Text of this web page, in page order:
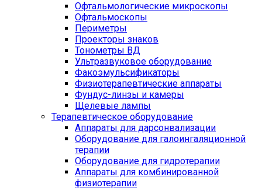
Офтальмологические микроскопы
Офтальмоскопы
Периметры
Проекторы знаков
Тонометры ВД
Ультразвуковое оборудование
Факоэмульсификаторы
Физиотерапевтические аппараты
Фундус-линзы и камеры
Щелевые лампы
Терапевтическое оборудование
Аппараты для дарсонвализации
Оборудование для галоингаляционной
терапии
Оборудование для гидротерапии
Аппараты для комбинированной
физиотерапии